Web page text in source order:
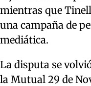
mientras que
una campaña de
mediática.
La disputa se
la Mutual 29 de